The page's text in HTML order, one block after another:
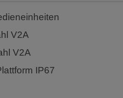
V2A
V2A
IP67